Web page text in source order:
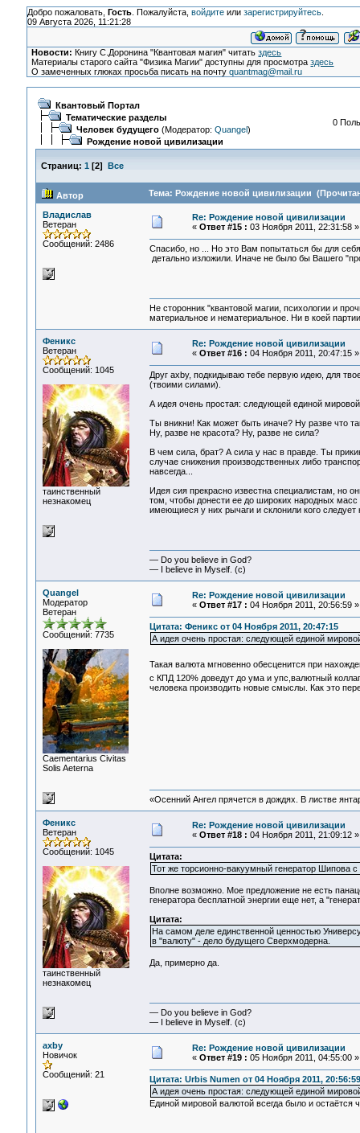
Добро пожаловать, Гость. Пожалуйста, войдитеили зарегистрируйтесь.
09 Августа 2026, 11:21:28
Новости: Книгу С.Доронина "Квантовая магия" читатьздесь
Материалы старого сайта "Физика Магии" доступны для просмотраздесь
О замеченных глюках просьба писать на почтуquantmag@mail.ru
Квантовый Портал
Тематические разделы
Человек будущего(Модератор: Quangel)
Рождение новой цивилизации
0
Страниц: 1 [2] Все
Автор Тема: Рождение новой цивилизации
Владислав
Ветеран
Сообщений: 2486
Re: Рождение новой цивилизации
« Ответ #15 : 03 Ноября 2011, 22:31:58 »
Спасибо, но ... Но это Вам попытаться бы для
детально изложили. Иначе не было бы Вашего
Не сторонник "квантовой магии, психологии и
материальное и нематериальное. Ни в коей
Феникс
Ветеран
Сообщений: 1045
таинственный
незнакомец
Re: Рождение новой цивилизации
« Ответ #16 : 04 Ноября 2011, 20:47:15 »
Друг axby, подкидываю тебе первую идею, для
(твоими силами).
А идея очень простая: следующей единой
Ты вникни! Как может быть иначе? Ну разве что
Ну, разве не красота? Ну, разве не сила?
В чем сила, брат? А сила у нас в правде. Ты
случае снижения производственных либо
навсегда...
Идея сия прекрасно известна специалистам, но
том, чтобы донести ее до широких народных
имеющиеся у них рычаги и склонили кого следует
— Do you believe in God?
— I believe in Myself. (c)
Quangel
Модератор
Ветеран
Сообщений: 7735
Сaementarius Civitas
Solis Aeterna
Re: Рождение новой цивилизации
« Ответ #17 : 04 Ноября 2011, 20:56:59 »
Цитата: Феникс от 04 Ноября 2011, 20:47:15
А идея очень простая: следующей единой
Такая валюта мгновенно обесценится при
с КПД 120% доведут до ума и упс,валютный
человека производить новые смыслы. Как это
«Осенний Ангел прячется в дождях. В листве
Феникс
Ветеран
Сообщений: 1045
таинственный
незнакомец
Re: Рождение новой цивилизации
« Ответ #18 : 04 Ноября 2011, 21:09:12 »
Цитата:
Тот же торсионно-вакуумный генератор Шипова
Вполне возможно. Мое предложение не есть
генератора бесплатной энергии еще нет, а
Цитата:
На самом деле единственной ценностью
в "валюту" - дело будущего Сверхмодерна.
Да, примерно да.
— Do you believe in God?
— I believe in Myself. (c)
axby
Новичок
Сообщений: 21
Re: Рождение новой цивилизации
« Ответ #19 : 05 Ноября 2011, 04:55:00 »
Цитата: Urbis Numen от 04 Ноября 2011, 20:56:59
А идея очень простая: следующей единой
Единой мировой валютой всегда было и остаётся